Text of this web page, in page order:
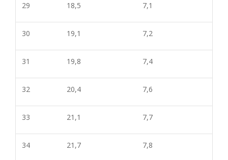
29 18,5 7,1
30 19,1 7,2
31 19,8 7,4
32 20,4 7,6
33 21,1 7,7
34 21,7 7,8